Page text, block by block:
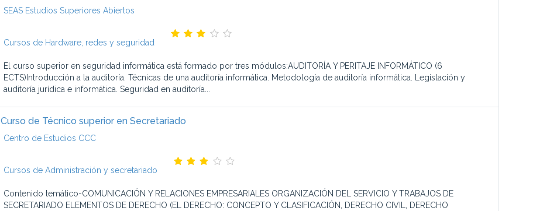
SEAS Estudios Superiores Abiertos
Cursos de Hardware, redes y seguridad
El curso superior en seguridad informática está formado por tres módulos:AUDITORÍA Y PERITAJE INFORMÁTICO (6
ECTS)Introducción a la auditoría. Técnicas de una auditoría informática. Metodología de auditoría informática. Legislación y
auditoría jurídica e informática. Seguridad en auditoría...
Curso de Técnico superior en Secretariado
Centro de Estudios CCC
Cursos de Administración y secretariado
Contenido temático-COMUNICACIÓN Y RELACIONES EMPRESARIALES ORGANIZACIÓN DEL SERVICIO Y TRABAJOS DE
SECRETARIADO ELEMENTOS DE DERECHO (EL DERECHO: CONCEPTO Y CLASIFICACIÓN, DERECHO CIVIL, DERECHO